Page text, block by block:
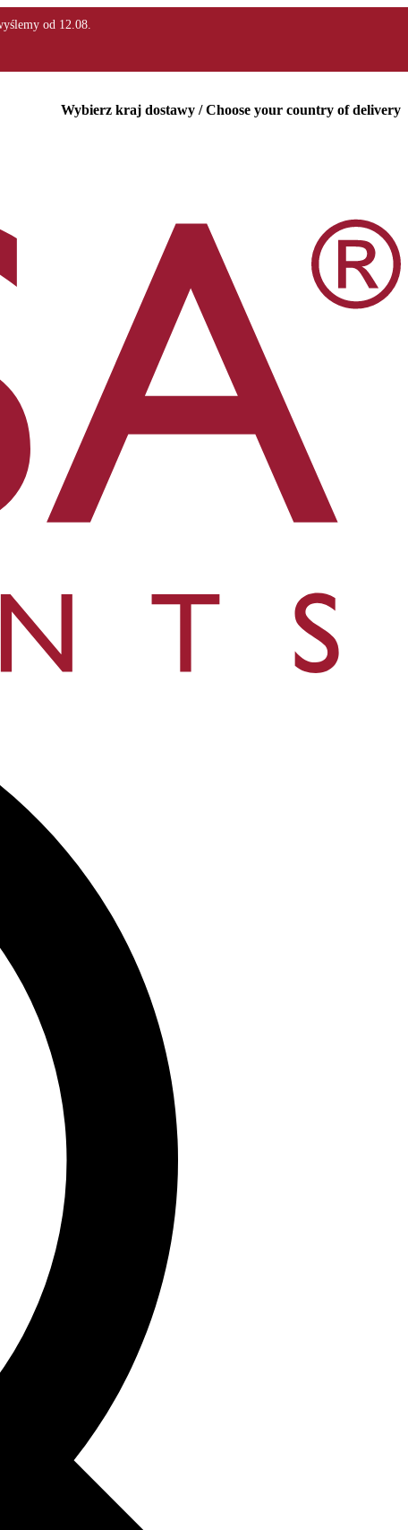
Wybierz kraj dostawy / Choose your country of delivery